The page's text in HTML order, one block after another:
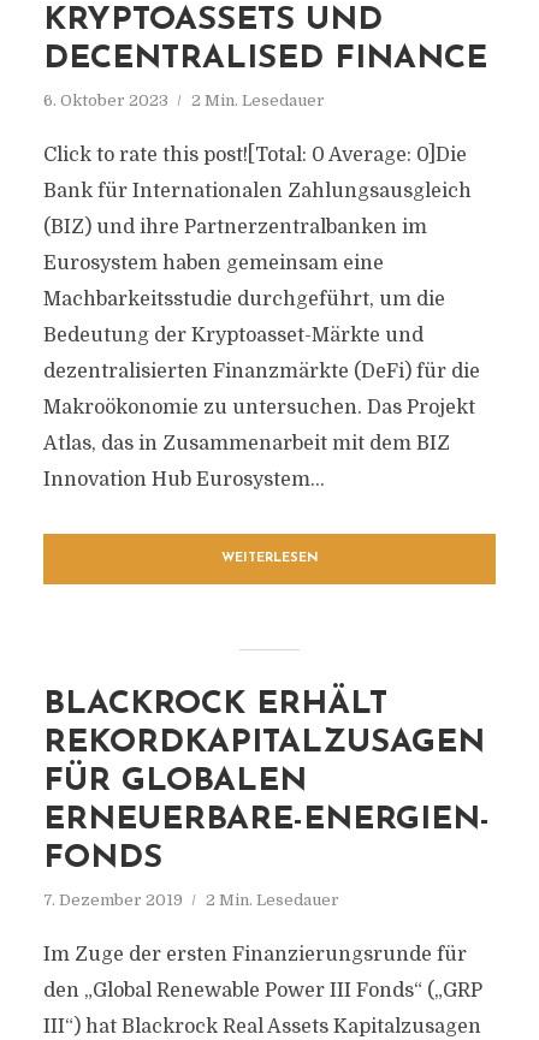
KRYPTOASSETS UND
DECENTRALISED FINANCE
6. Oktober 2023 2 Min. Lesedauer
Click to rate this post![Total: 0 Average: 0]Die
Bank für Internationalen Zahlungsausgleich
(BIZ) und ihre Partnerzentralbanken im
Eurosystem haben gemeinsam eine
Machbarkeitsstudie durchgeführt, um die
Bedeutung der Kryptoasset-Märkte und
dezentralisierten Finanzmärkte (DeFi) für die
Makroökonomie zu untersuchen. Das Projekt
Atlas, das in Zusammenarbeit mit dem BIZ
Innovation Hub Eurosystem...
WEITERLESEN
BLACKROCK ERHÄLT
REKORDKAPITALZUSAGEN
FÜR GLOBALEN
ERNEUERBARE-ENERGIEN-
FONDS
7. Dezember 2019 2 Min. Lesedauer
Im Zuge der ersten Finanzierungsrunde für
den „Global Renewable Power III Fonds“ („GRP
III“) hat Blackrock Real Assets Kapitalzusagen